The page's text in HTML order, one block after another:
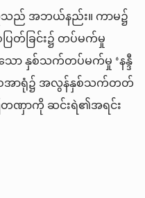
ည် အဘယ်နည်း။ ကာမ၌
တ်ခြင်း၌ တပ်မက်မှု
နှစ်သက်တပ်မက်မှု ‘နန္ဒီ
အာရုံ၌ အလွန်နှစ်သက်တတ်
ဏှာကို ဆင်းရဲ၏အရင်း